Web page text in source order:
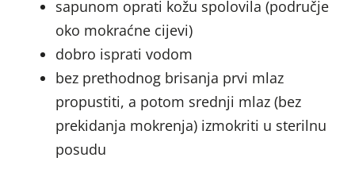
sapunom oprati kožu spolovila (područje
oko mokraćne cijevi)
dobro isprati vodom
bez prethodnog brisanja prvi mlaz
propustiti, a potom srednji mlaz (bez
prekidanja mokrenja) izmokriti u sterilnu
posudu